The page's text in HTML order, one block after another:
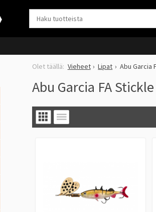
Vieheet Lipat Abu Garcia
Abu Garcia FA